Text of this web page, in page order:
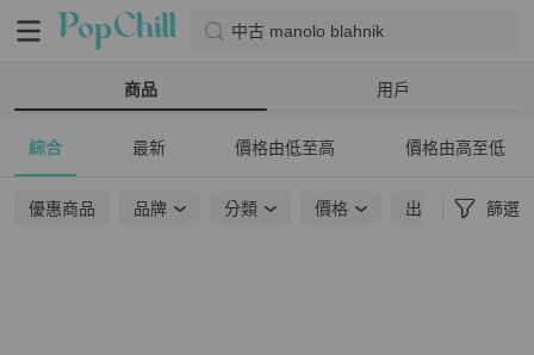
中古 manolo blahnik
商品 用戶
綜合 最新 價格由低至高 價格由高至低
優惠商品 品牌 分類 價格 出貨地點 篩選